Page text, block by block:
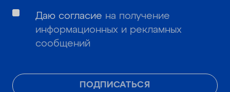
ПОДПИСАТЬСЯ
Даю согласие на получение
информационных и рекламных
сообщений